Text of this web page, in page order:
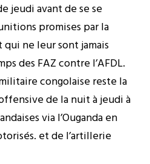
jeudi avant de se se
promises par la
qui ne leur sont jamais
des FAZ contre l’AFDL.
congolaise reste la
de la nuit à jeudi à
via l’Ouganda en
et de l’artillerie